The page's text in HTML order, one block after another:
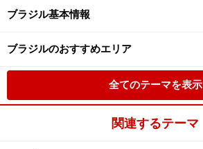
ブラジル基本情報
ブラジルのおすすめエリア
全てのテーマを表示
関連するテーマ